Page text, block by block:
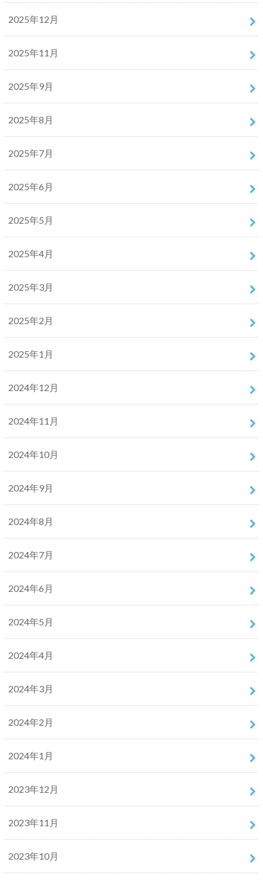
2025年12月
2025年11月
2025年9月
2025年8月
2025年7月
2025年6月
2025年5月
2025年4月
2025年3月
2025年2月
2025年1月
2024年12月
2024年11月
2024年10月
2024年9月
2024年8月
2024年7月
2024年6月
2024年5月
2024年4月
2024年3月
2024年2月
2024年1月
2023年12月
2023年11月
2023年10月